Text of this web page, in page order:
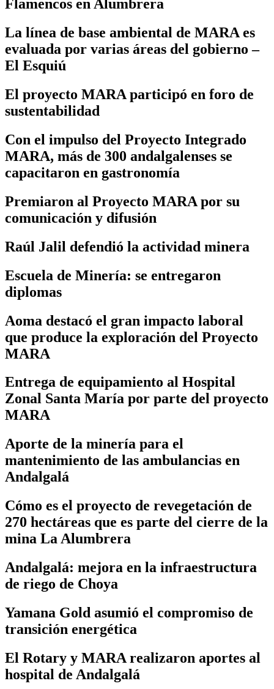
Flamencos en Alumbrera
La línea de base ambiental de MARA es
evaluada por varias áreas del gobierno –
El Esquiú
El proyecto MARA participó en foro de
sustentabilidad
Con el impulso del Proyecto Integrado
MARA, más de 300 andalgalenses se
capacitaron en gastronomía
Premiaron al Proyecto MARA por su
comunicación y difusión
Raúl Jalil defendió la actividad minera
Escuela de Minería: se entregaron
diplomas
Aoma destacó el gran impacto laboral
que produce la exploración del Proyecto
MARA
Entrega de equipamiento al Hospital
Zonal Santa María por parte del proyecto
MARA
Aporte de la minería para el
mantenimiento de las ambulancias en
Andalgalá
Cómo es el proyecto de revegetación de
270 hectáreas que es parte del cierre de la
mina La Alumbrera
Andalgalá: mejora en la infraestructura
de riego de Choya
Yamana Gold asumió el compromiso de
transición energética
El Rotary y MARA realizaron aportes al
hospital de Andalgalá